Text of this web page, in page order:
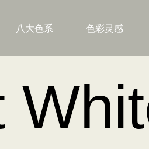
八大色系 色彩灵感